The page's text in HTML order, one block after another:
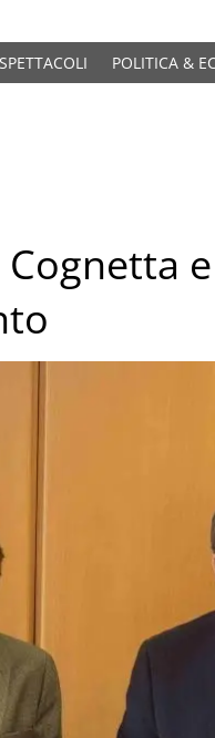
POLITICA &